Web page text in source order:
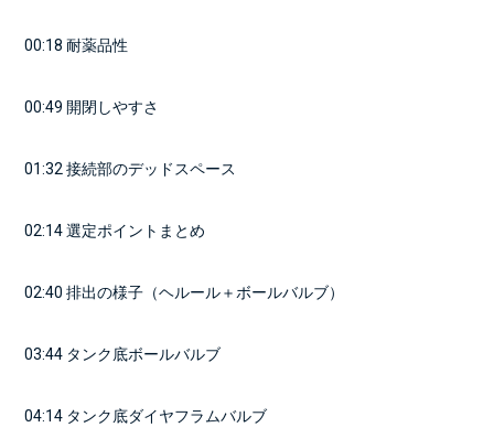
    00:18 耐薬品性
    00:49 開閉しやすさ
    01:32 接続部のデッドスペース
    02:14 選定ポイントまとめ
    02:40 排出の様子（ヘルール＋ボールバルブ）
    03:44 タンク底ボールバルブ